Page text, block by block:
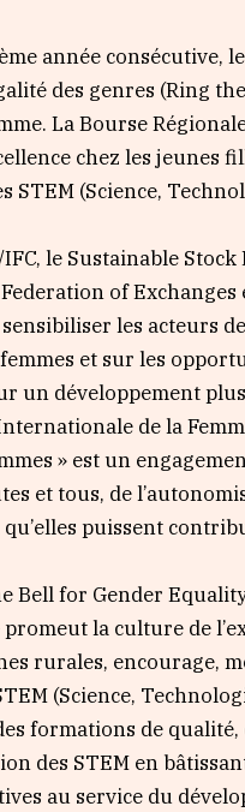
année consécutive,
des genres (Ring
La Bourse
chez les jeunes
STEM (Science,
le Sustainable Stock
of
les acteurs
et sur les
un développement
de la
» est un
et tous, de
puissent
Bell for Gender
la culture de
rurales, encourage,
(Science,
formations de
des STEM en
au service du